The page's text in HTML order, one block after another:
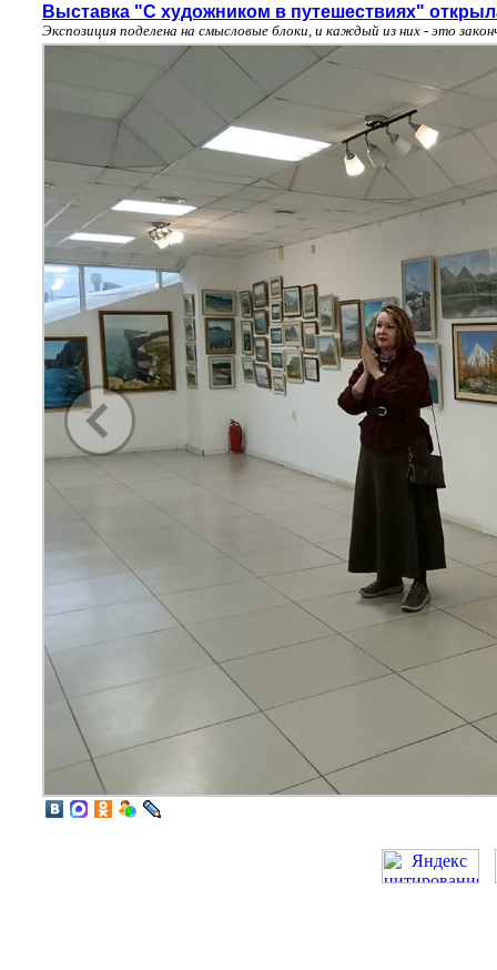
Выставка "С художником в путешествиях"
Экспозиция поделена на смысловые блоки, и каждый из них - это